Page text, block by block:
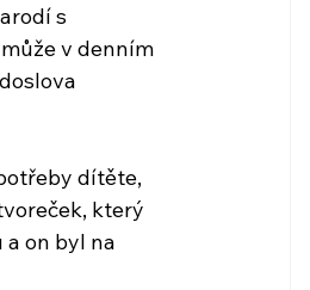
s
v denním
dítěte,
který
a on byl na